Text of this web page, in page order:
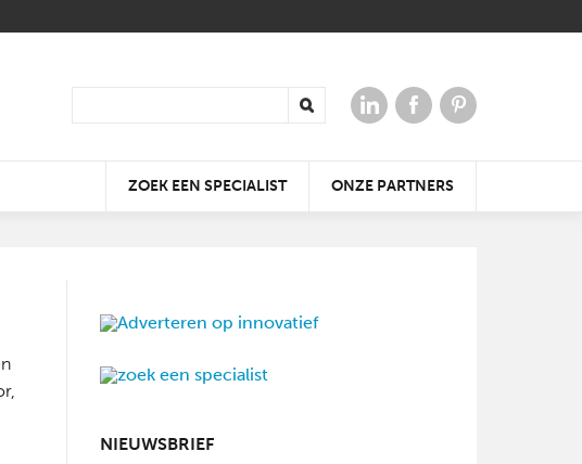
IS ENERGIE
DE KLEIDAKPAN DIE ALTIJD
HET JAAR
KRACHTIGE
VOOR
LIVING
WIN TICKETS VOOR
ZOEK EEN SPECIALIST ONZE PARTNERS
NIEUWSBRIEF